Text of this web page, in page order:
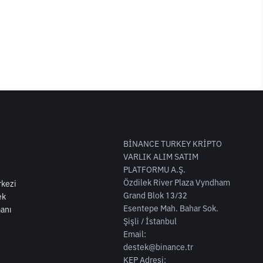
BİNANCE TURKEY KRİPTO
VARLIK ALIM SATIM
PLATFORMU A.Ş.
Özdilek River Plaza Vyndham
Grand Blok 13/32
Esentepe Mah. Bahar Sok.
Şişli / İstanbul
Email:
destek@binance.tr
KEP Adresi: